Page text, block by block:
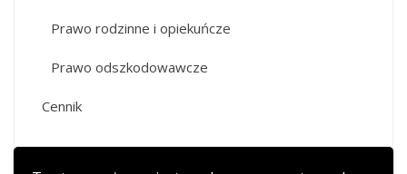
Prawo rodzinne i opiekuńcze
Prawo odszkodowawcze
Cennik